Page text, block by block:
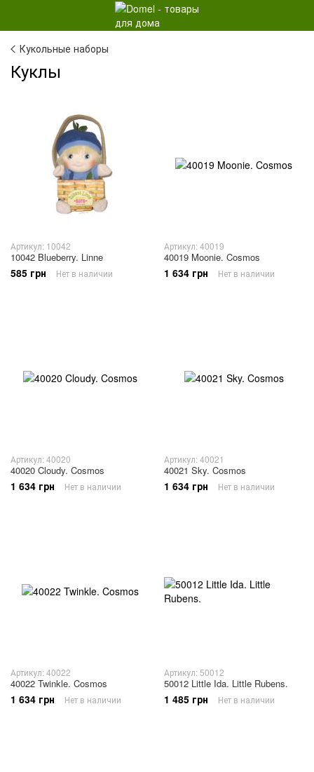
Кукольные наборы
Куклы
Артикул: 10042
10042 Blueberry. Linne
585 грн Нет в наличии
Артикул: 40019
40019 Moonie. Cosmos
1 634 грн Нет в наличии
Артикул: 40020
40020 Cloudy. Cosmos
1 634 грн Нет в наличии
Артикул: 40021
40021 Sky. Cosmos
1 634 грн Нет в наличии
Артикул: 40022
40022 Twinkle. Cosmos
1 634 грн Нет в наличии
Артикул: 50012
50012 Little Ida. Little Rubens.
1 485 грн Нет в наличии